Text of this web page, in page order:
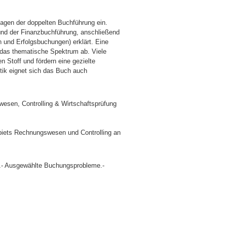
der doppelten Buchführung ein.
der Finanzbuchführung, anschließend
und Erfolgsbuchungen) erklärt. Eine
thematische Spektrum ab. Viele
Stoff und fördern eine gezielte
eignet sich das Buch auch
Controlling & Wirtschaftsprüfung
Rechnungswesen und Controlling an
Ausgewählte Buchungsprobleme.-